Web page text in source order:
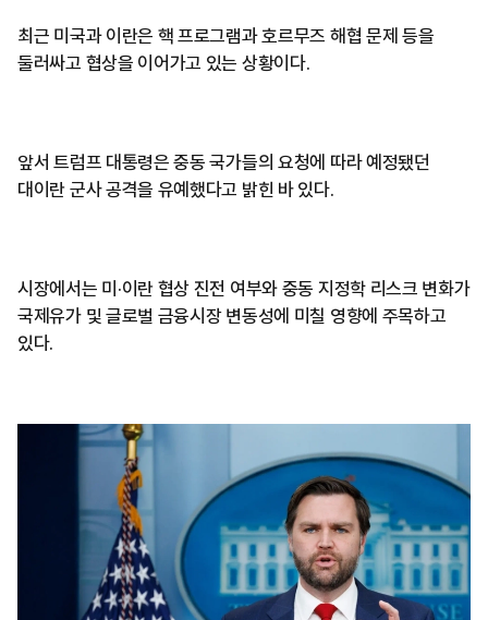
최근 미국과 이란은 핵 프로그램과 호르무즈 해협 문제 등을
둘러싸고 협상을 이어가고 있는 상황이다.
앞서 트럼프 대통령은 중동 국가들의 요청에 따라 예정됐던
대이란 군사 공격을 유예했다고 밝힌 바 있다.
시장에서는 미·이란 협상 진전 여부와 중동 지정학 리스크 변화가
국제유가 및 글로벌 금융시장 변동성에 미칠 영향에 주목하고
있다.